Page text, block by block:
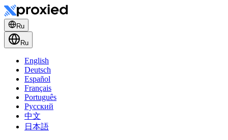
Ru
Ru
English
Deutsch
Español
Français
Português
Русский
中文
日本語